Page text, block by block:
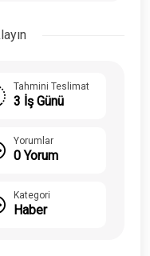
Tahmini Teslimat
3 İş Günü
Yorumlar
0 Yorum
Kategori
Haber